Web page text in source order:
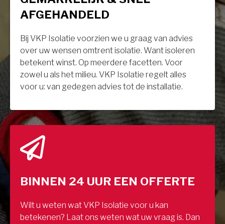
AFGEHANDELD
Bij VKP Isolatie voorzien we u graag van advies
over uw wensen omtrent isolatie. Want isoleren
betekent winst. Op meerdere facetten. Voor
zowel u als het milieu. VKP Isolatie regelt alles
voor u: van gedegen advies tot de installatie.
BINNEN 24 UUR EEN OFFERTE
Wilt u weten wat VKP Isolatie voor u kan
betekenen? Laat ons weten wat uw vraag is. Dan